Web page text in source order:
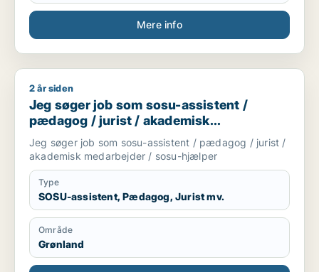
Mere info
Jeg søger job som sosu-assistent / pædagog / jurist /
2 år siden
Jeg søger job som sosu-assistent /
pædagog / jurist / akademisk
medarbejder / sosu-hjælper
Jeg søger job som sosu-assistent / pædagog / jurist /
akademisk medarbejder / sosu-hjælper
Type
SOSU-assistent, Pædagog, Jurist mv.
Område
Grønland